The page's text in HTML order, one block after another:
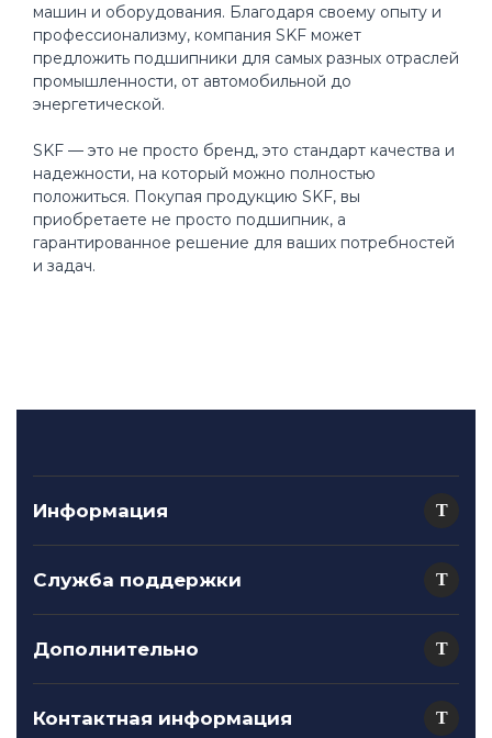
машин и оборудования. Благодаря своему опыту и
профессионализму, компания SKF может
предложить подшипники для самых разных отраслей
промышленности, от автомобильной до
энергетической.
SKF — это не просто бренд, это стандарт качества и
надежности, на который можно полностью
положиться. Покупая продукцию SKF, вы
приобретаете не просто подшипник, а
гарантированное решение для ваших потребностей
и задач.
Информация
Служба поддержки
Дополнительно
Контактная информация